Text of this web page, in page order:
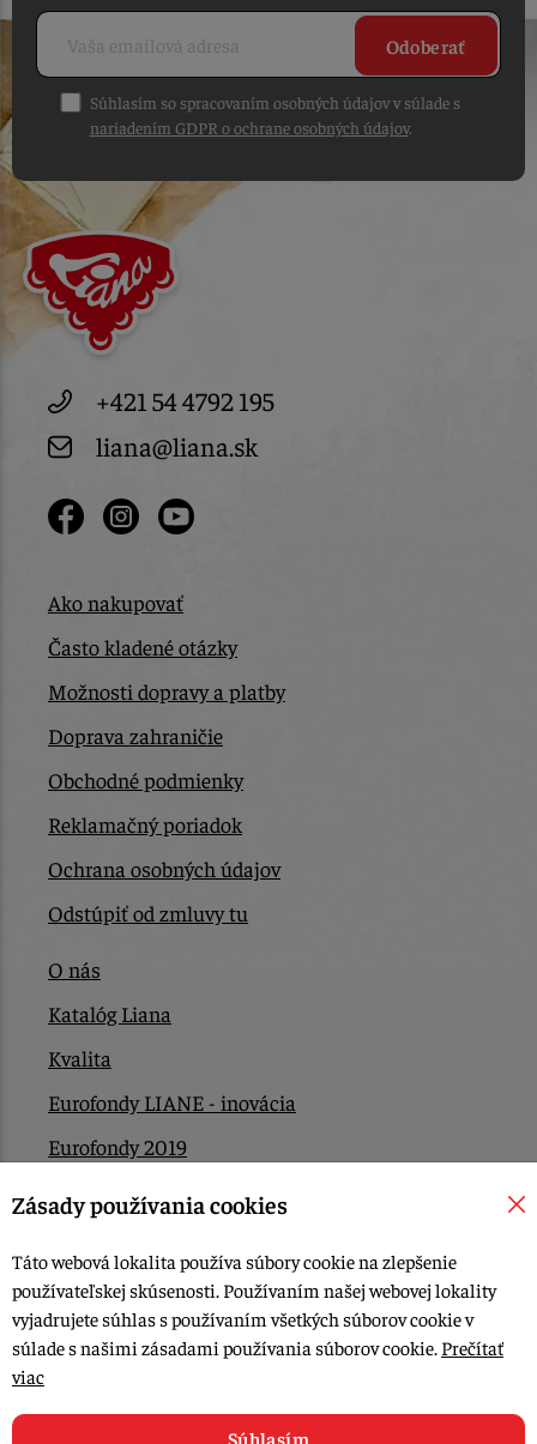
Odoberať
Súhlasím so spracovaním osobných údajov v súlade s
nariadením GDPR o ochrane osobných údajov.
+421 54 4792 195
liana@liana.sk
Ako nakupovať
Často kladené otázky
Možnosti dopravy a platby
Doprava zahraničie
Obchodné podmienky
Reklamačný poriadok
Ochrana osobných údajov
Odstúpiť od zmluvy tu
O nás
Katalóg Liana
Kvalita
Eurofondy LIANE - inovácia
Eurofondy 2019
Eurofondy 2022/2023
Kontakt
© 2015-2026, LIANA GOLIAŠ s.r.o. všetky práva vyhradené.
Upraviť nastavenia Cookies
Zásady používania cookies
Táto webová lokalita používa súbory cookie na zlepšenie
používateľskej skúsenosti. Používaním našej webovej lokality
vyjadrujete súhlas s používaním všetkých súborov cookie v
súlade s našimi zásadami používania súborov cookie. Prečítať
viac
Súhlasím